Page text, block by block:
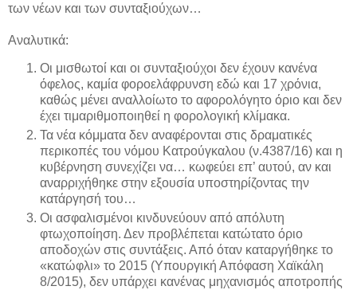
των νέων και των συνταξιούχων…
Αναλυτικά:
Οι μισθωτοί και οι συνταξιούχοι δεν έχουν κανένα
όφελος, καμία φοροελάφρυνση εδώ και 17 χρόνια,
καθώς μένει αναλλοίωτο το αφορολόγητο όριο και δεν
έχει τιμαριθμοποιηθεί η φορολογική κλίμακα.
Τα νέα κόμματα δεν αναφέρονται στις δραματικές
περικοπές του νόμου Κατρούγκαλου (ν.4387/16) και η
κυβέρνηση συνεχίζει να… κωφεύει επ’ αυτού, αν και
αναρριχήθηκε στην εξουσία υποστηρίζοντας την
κατάργησή του…
Οι ασφαλισμένοι κινδυνεύουν από απόλυτη
φτωχοποίηση. Δεν προβλέπεται κατώτατο όριο
αποδοχών στις συντάξεις. Από όταν καταργήθηκε το
«κατώφλι» το 2015 (Υπουργική Απόφαση Χαϊκάλη
8/2015), δεν υπάρχει κανένας μηχανισμός αποτροπής